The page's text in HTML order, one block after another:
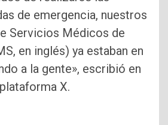
de emergencia, nuestros
Servicios Médicos de
en inglés) ya estaban en
a la gente», escribió en
X.